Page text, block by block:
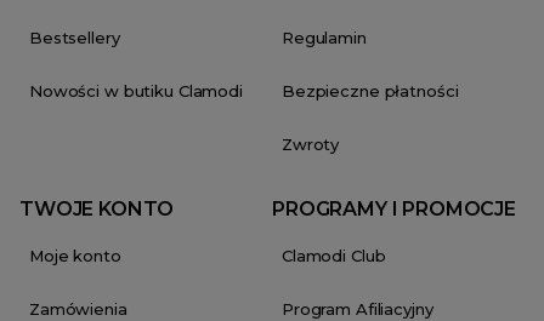
Bestsellery
Nowości w butiku Clamodi
Regulamin
Bezpieczne płatności
Zwroty
TWOJE KONTO
Moje konto
Zamówienia
PROGRAMY I PROMOCJE
Clamodi Club
Program Afiliacyjny